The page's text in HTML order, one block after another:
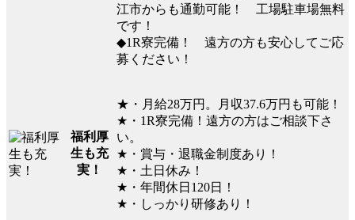
江市からも通勤可能！ 工場駐車場無料
です！
◆1R寮完備！ 遠方の方も安心してご応
募ください！
福利厚
生も充
実！
★・月給28万円。月収37.6万円も可能！
★・1R寮完備！遠方の方はご相談下さ
い。
★・賞与・退職金制度あり！
★・土日休み！
★・年間休日120日！
★・しっかり研修あり！